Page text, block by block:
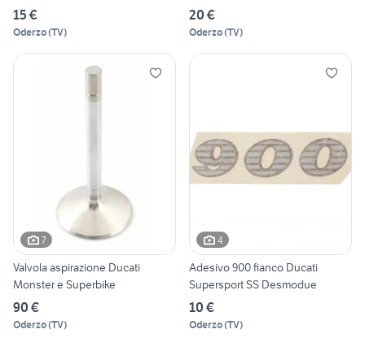
15 €
Oderzo(TV)
20 €
Oderzo(TV)
7
Valvola aspirazione Ducati
Monster e Superbike
90 €
Oderzo(TV)
4
Adesivo 900 fianco Ducati
Supersport SS Desmodue
10 €
Oderzo(TV)